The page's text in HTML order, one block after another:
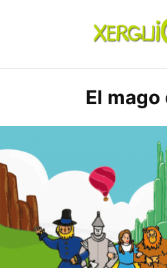
xerguio.ES | ilustración
El mago